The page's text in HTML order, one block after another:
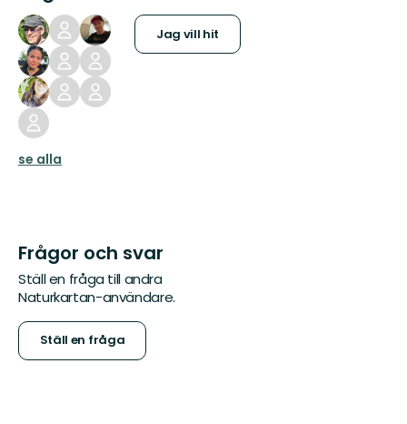
Jag vill hit
se alla
Frågor och svar
Ställ en fråga till andra
Naturkartan-användare.
Ställ en fråga